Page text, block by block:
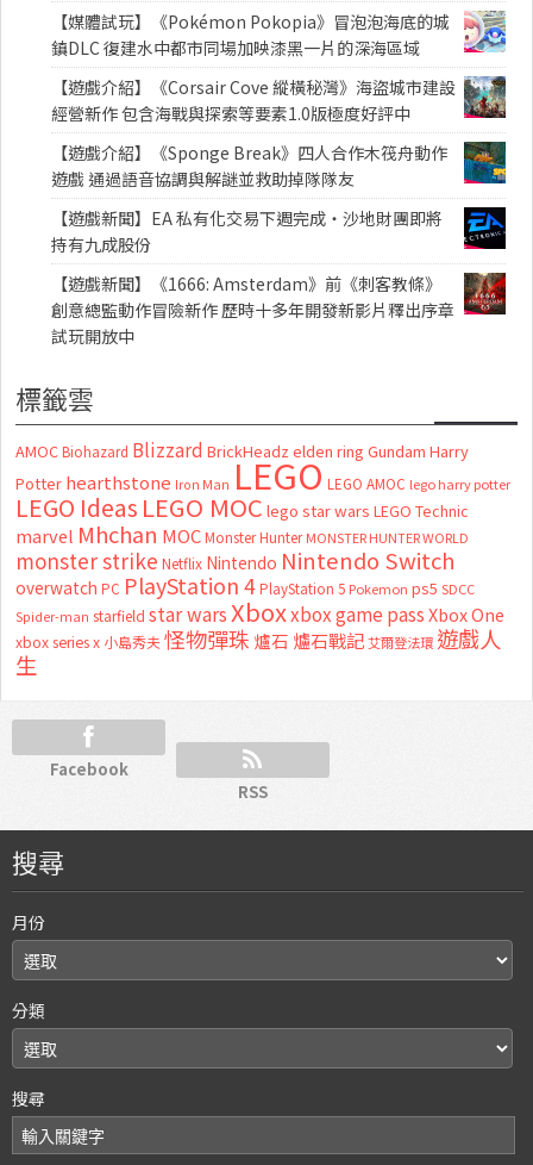
【媒體試玩】《Pokémon Pokopia》冒泡泡海底的城
鎮DLC 復建水中都市同場加映漆黑一片的深海區域
【遊戲介紹】《Corsair Cove 縱橫秘灣》海盜城市建設
經營新作 包含海戰與探索等要素1.0版極度好評中
【遊戲介紹】《Sponge Break》四人合作木筏舟動作
遊戲 通過語音協調與解謎並救助掉隊隊友
【遊戲新聞】EA 私有化交易下週完成・沙地財團即將
持有九成股份
【遊戲新聞】《1666: Amsterdam》前《刺客教條》
創意總監動作冒險新作 歷時十多年開發新影片釋出序章
試玩開放中
標籤雲
AMOC Biohazard Blizzard BrickHeadz elden ring Gundam Harry
Potter hearthstone Iron Man LEGO LEGO AMOC lego harry potter
LEGO Ideas LEGO MOC lego star wars LEGO Technic
marvel Mhchan MOC Monster Hunter MONSTER HUNTER WORLD
monster strike Netflix Nintendo Nintendo Switch
overwatch PC PlayStation 4 PlayStation 5 Pokemon ps5 SDCC
Spider-man starfield star wars Xboxxbox game passXbox One
xbox series x 小島秀夫怪物彈珠 爐石 爐石戰記艾爾登法環 遊戲人
生
Facebook
RSS
搜尋
月份
分類
搜尋